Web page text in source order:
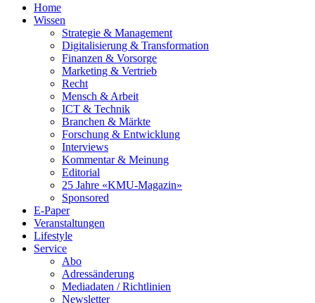
Home
Wissen
Strategie & Management
Digitalisierung & Transformation
Finanzen & Vorsorge
Marketing & Vertrieb
Recht
Mensch & Arbeit
ICT & Technik
Branchen & Märkte
Forschung & Entwicklung
Interviews
Kommentar & Meinung
Editorial
25 Jahre «KMU-Magazin»
Sponsored
E-Paper
Veranstaltungen
Lifestyle
Service
Abo
Adressänderung
Mediadaten / Richtlinien
Newsletter